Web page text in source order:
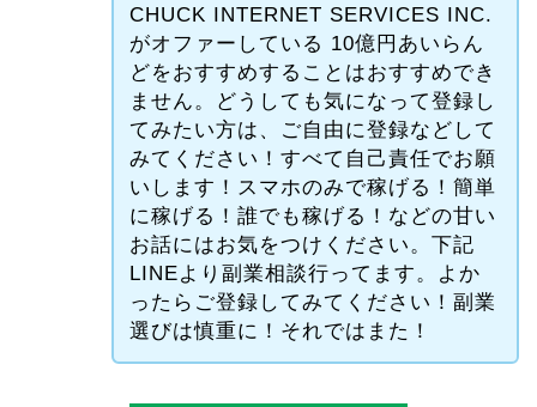
CHUCK INTERNET SERVICES INC.
がオファーしている 10億円あいらん
どをおすすめすることはおすすめでき
ません。どうしても気になって登録し
てみたい方は、ご自由に登録などして
みてください！すべて自己責任でお願
いします！スマホのみで稼げる！簡単
に稼げる！誰でも稼げる！などの甘い
お話にはお気をつけください。下記
LINEより副業相談行ってます。よか
ったらご登録してみてください！副業
選びは慎重に！それではまた！